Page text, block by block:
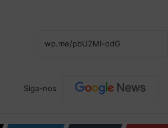
Siga-nos